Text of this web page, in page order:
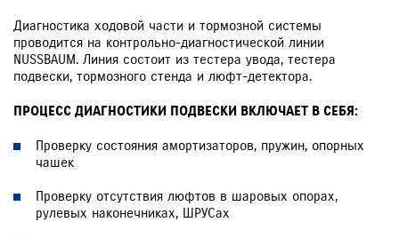
Диагностика ходовой части и тормозной системы
проводится на контрольно-диагностической линии
NUSSBAUM. Линия состоит из тестера увода, тестера
подвески, тормозного стенда и люфт-детектора.
ПРОЦЕСС ДИАГНОСТИКИ ПОДВЕСКИ ВКЛЮЧАЕТ В СЕБЯ:
Проверку состояния амортизаторов, пружин, опорных
чашек
Проверку отсутствия люфтов в шаровых опорах,
рулевых наконечниках, ШРУСах